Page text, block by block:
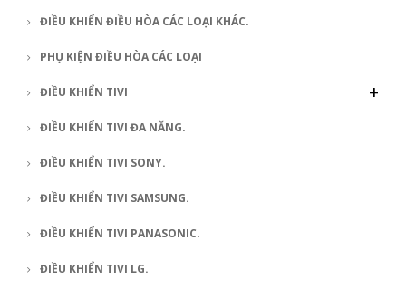
ĐIỀU KHIỂN ĐIỀU HÒA CÁC LOẠI KHÁC.
PHỤ KIỆN ĐIỀU HÒA CÁC LOẠI
ĐIỀU KHIỂN TIVI +
ĐIỀU KHIỂN TIVI ĐA NĂNG.
ĐIỀU KHIỂN TIVI SONY.
ĐIỀU KHIỂN TIVI SAMSUNG.
ĐIỀU KHIỂN TIVI PANASONIC.
ĐIỀU KHIỂN TIVI LG.